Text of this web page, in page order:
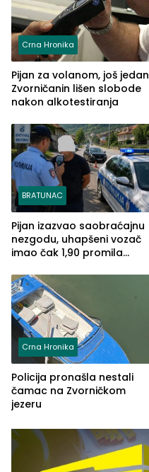
Crna Hronika
Pijan za volanom, još jedan
Zvorničanin lišen slobode
nakon alkotestiranja
BRATUNAC
Pijan izazvao saobraćajnu
nezgodu, uhapšeni vozač
imao čak 1,90 promila
Crna Hronika
Policija pronašla nestali
čamac na Zvorničkom
jezeru